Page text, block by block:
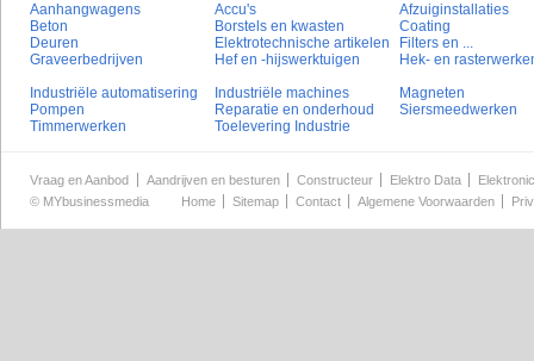
Aanhangwagens Accu's
Afzuiginstallaties
Beton
Borstels en kwasten
Coating
Deuren
Elektrotechnische artikelen
Filters en ...
Graveerbedrijven
Hef en -hijswerktuigen
Hek- en
Industriële automatisering
Industriële machines
Magneten
Pompen
Reparatie en onderhoud
Siersmeedwerken
Timmerwerken
Toelevering Industrie
Vraag en Aanbod Aandrijven en besturen Constructeur Elektro Data
© MYbusinessmedia Home Sitemap Contact Algemene Voorwaarden